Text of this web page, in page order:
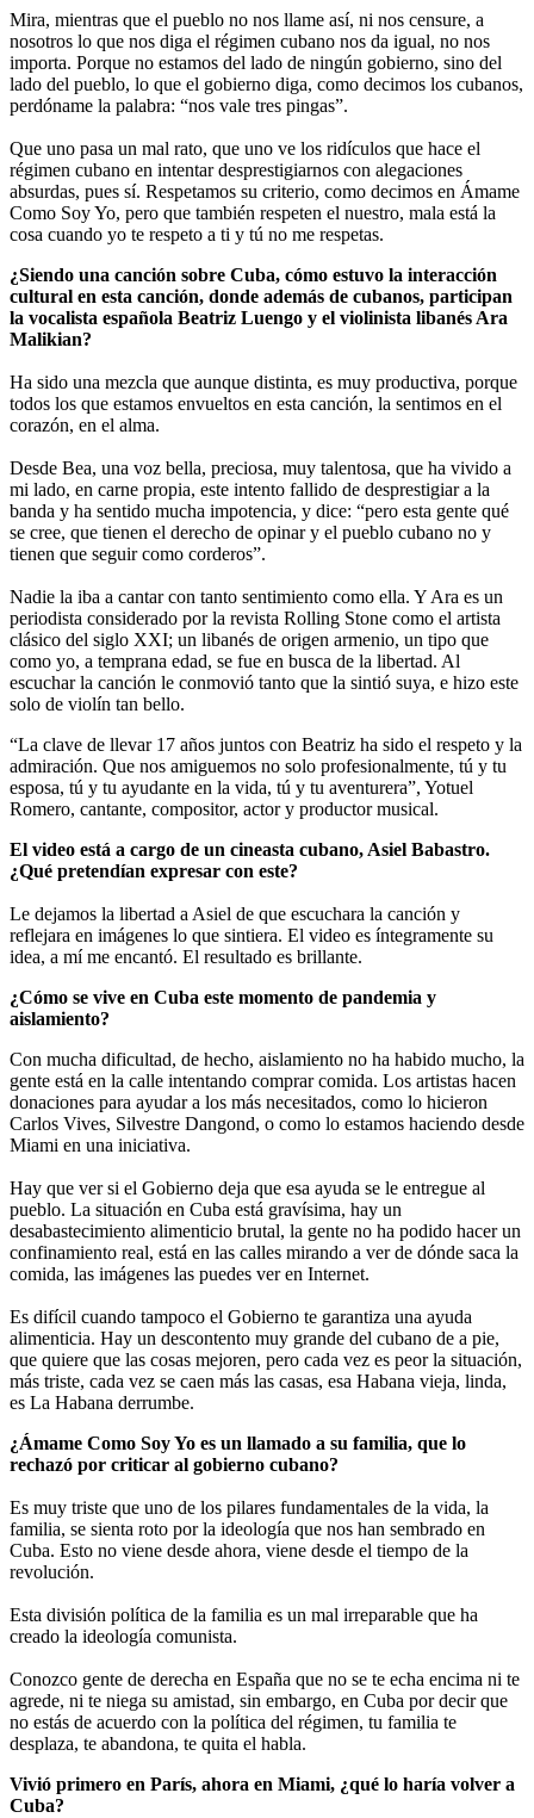
Mira, mientras que el pueblo no nos llame así, ni nos censure, a
nosotros lo que nos diga el régimen cubano nos da igual, no nos
importa. Porque no estamos del lado de ningún gobierno, sino del
lado del pueblo, lo que el gobierno diga, como decimos los cubanos,
perdóname la palabra: “nos vale tres pingas”.
Que uno pasa un mal rato, que uno ve los ridículos que hace el
régimen cubano en intentar desprestigiarnos con alegaciones
absurdas, pues sí. Respetamos su criterio, como decimos en Ámame
Como Soy Yo, pero que también respeten el nuestro, mala está la
cosa cuando yo te respeto a ti y tú no me respetas.
¿Siendo una canción sobre Cuba, cómo estuvo la interacción
cultural en esta canción, donde además de cubanos, participan
la vocalista española Beatriz Luengo y el violinista libanés Ara
Malikian?
Ha sido una mezcla que aunque distinta, es muy productiva, porque
todos los que estamos envueltos en esta canción, la sentimos en el
corazón, en el alma.
Desde Bea, una voz bella, preciosa, muy talentosa, que ha vivido a
mi lado, en carne propia, este intento fallido de desprestigiar a la
banda y ha sentido mucha impotencia, y dice: “pero esta gente qué
se cree, que tienen el derecho de opinar y el pueblo cubano no y
tienen que seguir como corderos”.
Nadie la iba a cantar con tanto sentimiento como ella. Y Ara es un
periodista considerado por la revista Rolling Stone como el artista
clásico del siglo XXI; un libanés de origen armenio, un tipo que
como yo, a temprana edad, se fue en busca de la libertad. Al
escuchar la canción le conmovió tanto que la sintió suya, e hizo este
solo de violín tan bello.
“La clave de llevar 17 años juntos con Beatriz ha sido el respeto y la
admiración. Que nos amiguemos no solo profesionalmente, tú y tu
esposa, tú y tu ayudante en la vida, tú y tu aventurera”, Yotuel
Romero, cantante, compositor, actor y productor musical.
El video está a cargo de un cineasta cubano, Asiel Babastro.
¿Qué pretendían expresar con este?
Le dejamos la libertad a Asiel de que escuchara la canción y
reflejara en imágenes lo que sintiera. El video es íntegramente su
idea, a mí me encantó. El resultado es brillante.
¿Cómo se vive en Cuba este momento de pandemia y
aislamiento?
Con mucha dificultad, de hecho, aislamiento no ha habido mucho, la
gente está en la calle intentando comprar comida. Los artistas hacen
donaciones para ayudar a los más necesitados, como lo hicieron
Carlos Vives, Silvestre Dangond, o como lo estamos haciendo desde
Miami en una iniciativa.
Hay que ver si el Gobierno deja que esa ayuda se le entregue al
pueblo. La situación en Cuba está gravísima, hay un
desabastecimiento alimenticio brutal, la gente no ha podido hacer un
confinamiento real, está en las calles mirando a ver de dónde saca la
comida, las imágenes las puedes ver en Internet.
Es difícil cuando tampoco el Gobierno te garantiza una ayuda
alimenticia. Hay un descontento muy grande del cubano de a pie,
que quiere que las cosas mejoren, pero cada vez es peor la situación,
más triste, cada vez se caen más las casas, esa Habana vieja, linda,
es La Habana derrumbe.
¿Ámame Como Soy Yo es un llamado a su familia, que lo
rechazó por criticar al gobierno cubano?
Es muy triste que uno de los pilares fundamentales de la vida, la
familia, se sienta roto por la ideología que nos han sembrado en
Cuba. Esto no viene desde ahora, viene desde el tiempo de la
revolución.
Esta división política de la familia es un mal irreparable que ha
creado la ideología comunista.
Conozco gente de derecha en España que no se te echa encima ni te
agrede, ni te niega su amistad, sin embargo, en Cuba por decir que
no estás de acuerdo con la política del régimen, tu familia te
desplaza, te abandona, te quita el habla.
Vivió primero en París, ahora en Miami, ¿qué lo haría volver a
Cuba?